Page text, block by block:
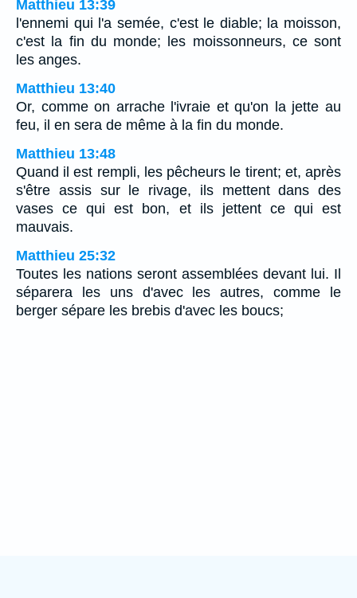
Matthieu 13:39
l'ennemi qui l'a semée, c'est le diable; la moisson,
c'est la fin du monde; les moissonneurs, ce sont
les anges.
Matthieu 13:40
Or, comme on arrache l'ivraie et qu'on la jette au
feu, il en sera de même à la fin du monde.
Matthieu 13:48
Quand il est rempli, les pêcheurs le tirent; et, après
s'être assis sur le rivage, ils mettent dans des
vases ce qui est bon, et ils jettent ce qui est
mauvais.
Matthieu 25:32
Toutes les nations seront assemblées devant lui. Il
séparera les uns d'avec les autres, comme le
berger sépare les brebis d'avec les boucs;